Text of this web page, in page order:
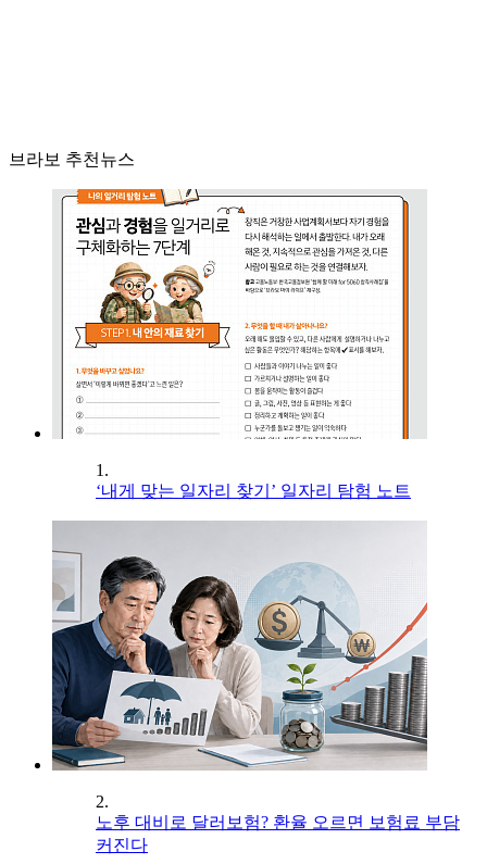
브라보 추천뉴스
1.
‘내게 맞는 일자리 찾기’ 일자리 탐험 노트
2.
노후 대비로 달러보험? 환율 오르면 보험료 부담
커진다